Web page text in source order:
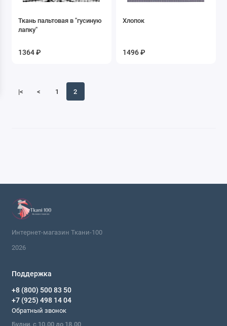
Ткань пальтовая в "гусиную
лапку"
1364 ₽
Хлопок
1496 ₽
|< < 1 2
Интернет-магазин Ткани-100
2026
Поддержка
+8 (800) 500 83 50
+7 (925) 498 14 04
Обратный звонок
Будни, с 10.00 до 18.00